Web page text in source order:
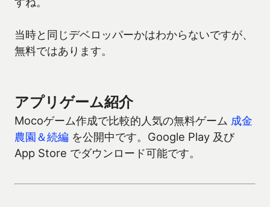
当時と同じデベロッパーかはわからないですが、
無料ではあります。
アプリゲーム紹介
Mocoゲーム作成で比較的人気の無料ゲーム 成金
農園＆続編 を公開中です。Google Play 及び
App Store でダウンロード可能です。